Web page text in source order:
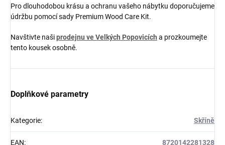
Pro dlouhodobou krásu a ochranu vašeho nábytku doporučujeme
údržbu pomocí sady Premium Wood Care Kit.
Navštivte našiprodejnu ve Velkých Popovicích a prozkoumejte
tento kousek osobně.
Doplňkové parametry
Kategorie: Skříně
EAN: 8720142281328